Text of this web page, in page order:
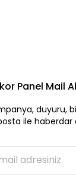
Panel Mail
duyuru,
ile haberdar